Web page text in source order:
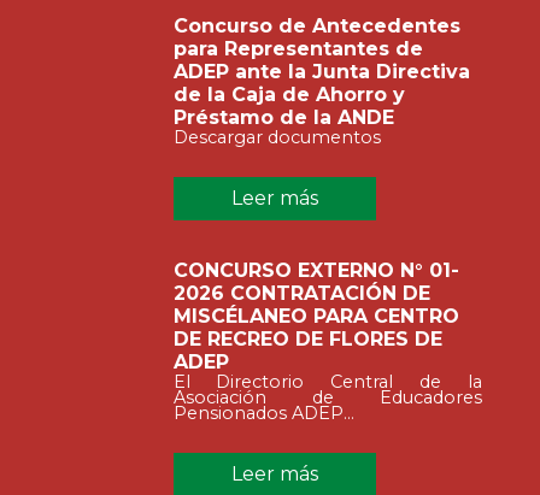
Concurso de Antecedentes
para Representantes de
ADEP ante la Junta Directiva
de la Caja de Ahorro y
Préstamo de la ANDE
Descargar documentos
Leer más
CONCURSO EXTERNO N° 01-
2026 CONTRATACIÓN DE
MISCÉLANEO PARA CENTRO
DE RECREO DE FLORES DE
ADEP
El Directorio Central de la
Asociación de Educadores
Pensionados ADEP...
Leer más